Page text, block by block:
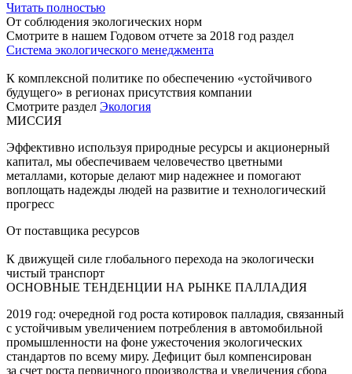
Читать полностью
От соблюдения экологических норм
Смотрите в нашем Годовом отчете за 2018 год раздел
Система экологического менеджмента
К комплексной политике по обеспечению «устойчивого
будущего» в регионах присутствия компании
Смотрите раздел Экология
МИССИЯ
Эффективно используя природные ресурсы и акционерный
капитал, мы обеспечиваем человечество цветными
металлами, которые делают мир надежнее и помогают
воплощать надежды людей на развитие и технологический
прогресс
От поставщика ресурсов
К движущей силе глобального перехода на экологически
чистый транспорт
ОСНОВНЫЕ ТЕНДЕНЦИИ НА РЫНКЕ ПАЛЛАДИЯ
2019 год: очередной год роста котировок палладия, связанный
с устойчивым увеличением потребления в автомобильной
промышленности на фоне ужесточения экологических
стандартов по всему миру. Дефицит был компенсирован
за счет роста первичного производства и увеличения сбора